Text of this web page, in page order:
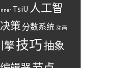
TsiU 人工智
决策 分数系统 动画
擎技巧抽象